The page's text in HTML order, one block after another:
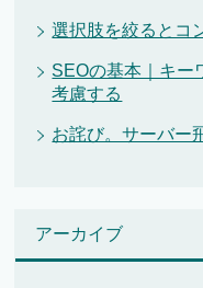
選択肢を絞るとコ
SEOの基本｜キー
考慮する
お詫び。サーバー
アーカイブ